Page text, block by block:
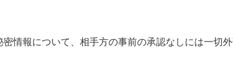
情報について、相手方の事前の承認なしには一切